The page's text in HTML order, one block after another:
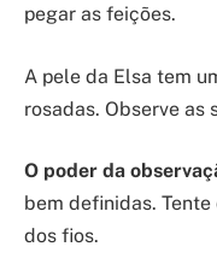
pegar as feições.
A pele da Elsa tem
rosadas. Observe as
O poder da
bem definidas.
dos fios.